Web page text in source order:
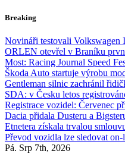
Skip
content
Breaking
Novináři testovali Volkswagen
ORLEN otevřel v Braníku
Most: Racing Journal Speed
Škoda Auto startuje výrobu
Gentleman silnic zachránil
SDA: v Česku letos
Registrace vozidel: Červenec
Dacia přidala Dusteru a
Etnetera získala trvalou
Převod vozidla lze sledovat
Pá. Srp 7th, 2026